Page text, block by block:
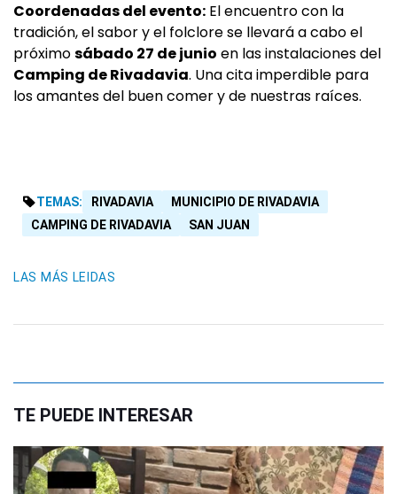
Coordenadas del evento: El encuentro con la
tradición, el sabor y el folclore se llevará a cabo el
próximosábado 27 de junio en las instalaciones del
Camping de Rivadavia. Una cita imperdible para
los amantes del buen comer y de nuestras raíces.
TEMAS: RIVADAVIA
MUNICIPIO DE RIVADAVIA
CAMPING DE RIVADAVIA
SAN JUAN
LAS MÁS LEIDAS
TE PUEDE INTERESAR